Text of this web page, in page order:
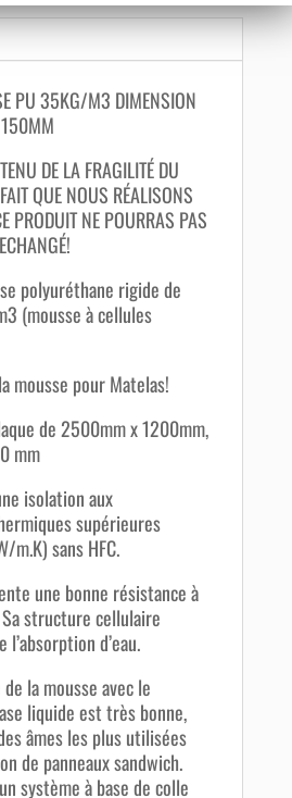
PU 35KG/M3 DIMENSION
DE LA FRAGILITÉ DU
QUE NOUS RÉALISONS
PRODUIT NE POURRAS PAS
polyuréthane rigide de
(mousse à cellules
mousse pour Matelas!
de 2500mm x 1200mm,
mm
isolation aux
supérieures
m.K) sans HFC.
une bonne résistance à
structure cellulaire
d’eau.
la mousse avec le
liquide est très bonne,
âmes les plus utilisées
de panneaux sandwich.
système à base de colle